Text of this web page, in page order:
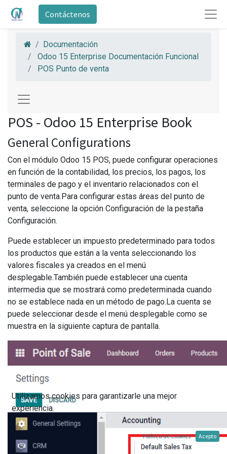
Contáctenos
Documentación
Odoo 15 Enterprise Documentación Funcional
POS Punto de venta
POS - Odoo 15 Enterprise Book
General Configurations
Con el módulo Odoo 15 POS, puede configurar operaciones
en función de la contabilidad, los precios, los pagos, los
terminales de pago y el inventario relacionados con el
punto de venta.Para configurar estas áreas del punto de
venta, seleccione la opción Configuración de la pestaña
Configuración.
Puede establecer un impuesto predeterminado para todos
los productos que están a la venta seleccionando los
valores fiscales ya creados en el menú
desplegable.También puede establecer una cuenta
intermedia que se mostrará como predeterminada cuando
no se establece nada en un método de pago.La cuenta se
puede seleccionar desde el menú desplegable como se
muestra en la siguiente captura de pantalla.
Utilizamos cookies para garantizarle una mejor
experiencia.
Política de Cookies Acepto